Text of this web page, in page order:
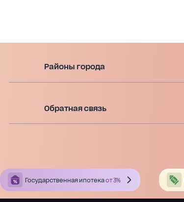
Районы города
Обратная связь
Государственная ипотекаот 3%